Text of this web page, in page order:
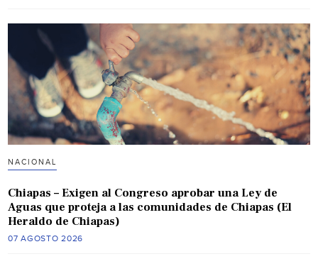
NACIONAL
Chiapas – Exigen al Congreso aprobar una Ley de
Aguas que proteja a las comunidades de Chiapas (El
Heraldo de Chiapas)
07 AGOSTO 2026